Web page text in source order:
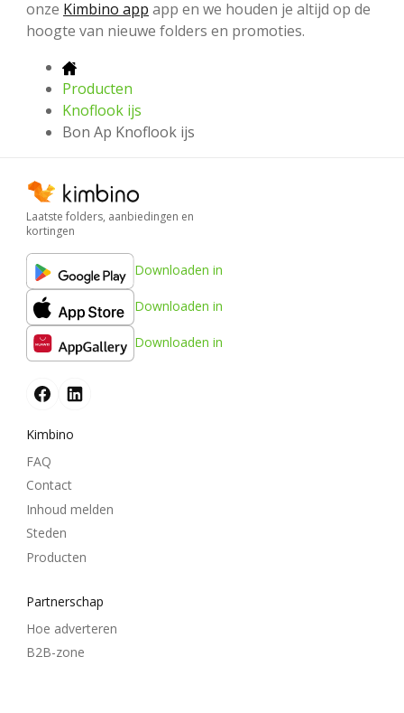
onze Kimbino app app en we houden je altijd op de
hoogte van nieuwe folders en promoties.
Producten
Knoflook ijs
Bon Ap Knoflook ijs
Laatste folders, aanbiedingen en
kortingen
Downloaden in
Downloaden in
Downloaden in
Kimbino
FAQ
Contact
Inhoud melden
Steden
Producten
Partnerschap
Hoe adverteren
B2B-zone